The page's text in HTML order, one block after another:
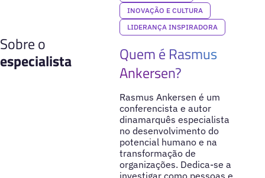
INOVAÇÃO E CULTURA
LIDERANÇA INSPIRADORA
Sobre o
especialista
Quem é Rasmus
Ankersen?
Rasmus Ankersen é um
conferencista e autor
dinamarquês especialista
no desenvolvimento do
potencial humano e na
transformação de
organizações. Dedica-se a
investigar como pessoas e